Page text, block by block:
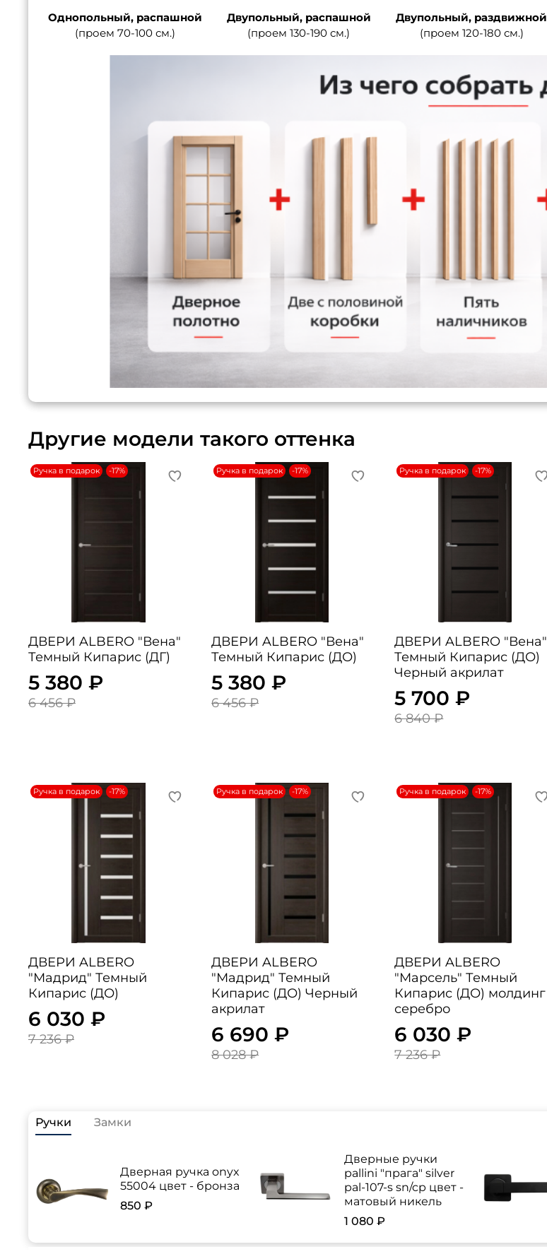
Однопольный, распашной
(проем 70-100 см.)
Двупольный, распашной
(проем 130-190 см.)
Двупольный, раздвижной
(проем 120-180 см.)
Другие модели такого оттенка
Ручка в подарок -17%
ДВЕРИ ALBERO "Вена"
Темный Кипарис (ДГ)
5 380 ₽
6 456 ₽
Ручка в подарок -17%
ДВЕРИ ALBERO "Вена"
Темный Кипарис (ДО)
5 380 ₽
6 456 ₽
Ручка в подарок -17%
ДВЕРИ ALBERO "Вена"
Темный Кипарис (ДО)
Черный акрилат
5 700 ₽
6 840 ₽
Ручка в подарок -17%
ДВЕРИ ALBERO
"Мадрид" Темный
Кипарис (ДО)
6 030 ₽
7 236 ₽
Ручка в подарок -17%
ДВЕРИ ALBERO
"Мадрид" Темный
Кипарис (ДО) Черный
акрилат
6 690 ₽
8 028 ₽
Ручка в подарок -17%
ДВЕРИ ALBERO
"Марсель" Темный
Кипарис (ДО) молдинг
серебро
6 030 ₽
7 236 ₽
Ручки Замки
Дверная ручка onyx
55004 цвет - бронза
850 ₽
Дверные ручки
pallini "прага" silver
pal-107-s sn/cp цвет -
матовый никель
1 080 ₽